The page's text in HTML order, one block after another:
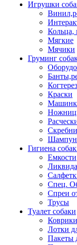
Игрушки
Кольца,
Мягкие
Мячики
Груминг
Краски
Гигиена
Емкости
Спец.
Спреи
Трусы
Туалет собаки
Коврики
Лотки
Пакеты